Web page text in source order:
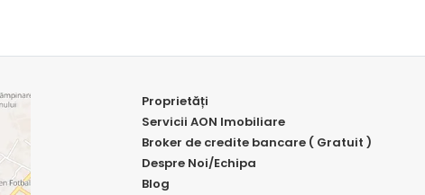
Proprietăți
Servicii AON Imobiliare
Broker de credite bancare ( Gratuit )
Despre Noi/Echipa
Blog